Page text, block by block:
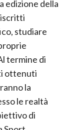
edizione della
iscritti
studiare
termine di
ottenuti
la
le realtà
di